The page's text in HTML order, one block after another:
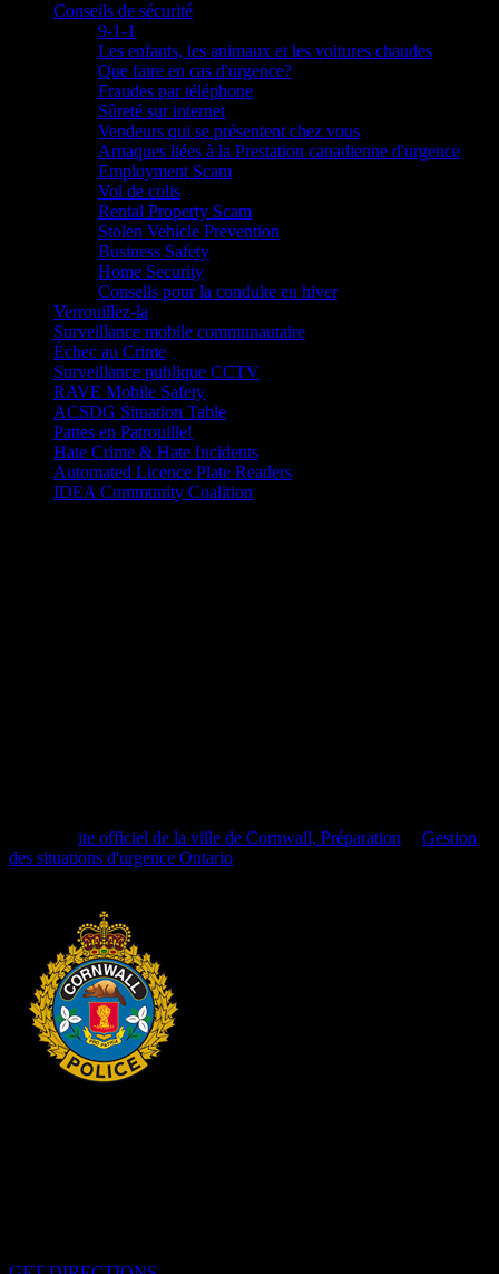
Conseils de sécurité
9-1-1
Les enfants, les animaux et les voitures chaudes
Que faire en cas d'urgence?
Fraudes par téléphone
Sûreté sur internet
Vendeurs qui se présentent chez vous
Arnaques liées à la Prestation canadienne d'urgence
Employment Scam
Vol de colis
Rental Property Scam
Stolen Vehicle Prevention
Business Safety
Home Security
Conseils pour la conduite en hiver
Verrouillez-la
Surveillance mobile communautaire
Échec au Crime
Surveillance publique CCTV
RAVE Mobile Safety
ACSDG Situation Table
Pattes en Patrouille!
Hate Crime & Hate Incidents
Automated Licence Plate Readers
IDEA Community Coalition
ite officiel de la ville de Cornwall, Préparation
Gestion
des situations d'urgence Ontario